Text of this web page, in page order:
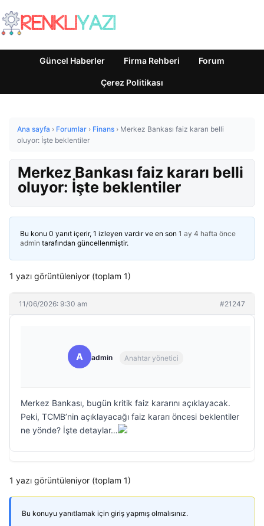
Güncel Haberler Firma Rehberi Forum
Çerez Politikası
Ana sayfa › Forumlar › Finans › Merkez Bankası faiz kararı belli
oluyor: İşte beklentiler
Merkez Bankası faiz kararı belli
oluyor: İşte beklentiler
Bu konu 0 yanıt içerir, 1 izleyen vardır ve en son 1 ay 4 hafta önce
admin tarafından güncellenmiştir.
1 yazı görüntüleniyor (toplam 1)
11/06/2026: 9:30 am #21247
A admin Anahtar yönetici
Merkez Bankası, bugün kritik faiz kararını açıklayacak.
Peki, TCMB’nin açıklayacağı faiz kararı öncesi beklentiler
ne yönde? İşte detaylar…
1 yazı görüntüleniyor (toplam 1)
Bu konuyu yanıtlamak için giriş yapmış olmalısınız.